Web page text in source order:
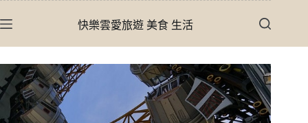
至
內
容
快樂雲愛旅遊 美食 生活